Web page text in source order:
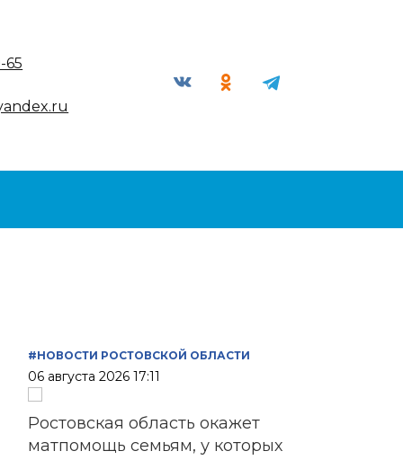
65
#НОВОСТИ РОСТОВСКОЙ ОБЛАСТИ
06 августа 2026 17:11
Ростовская область окажет
матпомощь семьям, у которых